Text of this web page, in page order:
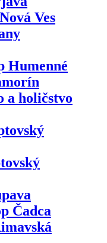
Ves
Humenné
a holičstvo
Čadca